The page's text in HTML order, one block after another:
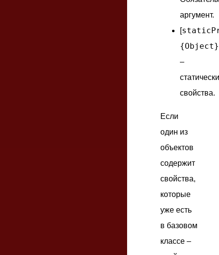
аргумент.
[
{Object}
–
свойства.
Если
один из
объектов
содержит
свойства,
которые
уже есть
в базовом
классе –